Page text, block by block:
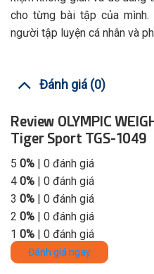
cho từng bài tập của
người tập luyện cá nhân và
Đánh giá (0)
Review OLYMPIC
Tiger Sport TGS-1049
5 0% | 0 đánh giá
4 0% | 0 đánh giá
3 0% | 0 đánh giá
2 0% | 0 đánh giá
1 0% | 0 đánh giá
Đánh giá ngay